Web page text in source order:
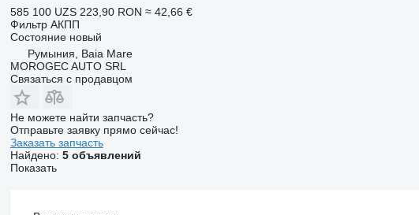
585 100 UZS 223,90 RON ≈ 42,66 €
Фильтр АКПП
Состояниеновый
Румыния, Baia Mare
MOROGEC AUTO SRL
Связаться с продавцом
Не можете найти запчасть?
Отправьте заявку прямо сейчас!
Заказать запчасть
Найдено: 5 объявлений
Показать